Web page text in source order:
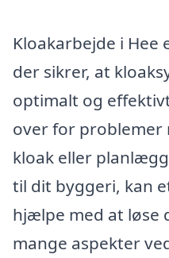
Kloakarbejde i Hee
der sikrer, at
optimalt og
over for problemer
kloak eller
til dit byggeri, kan
hjælpe med at løse
mange aspekter